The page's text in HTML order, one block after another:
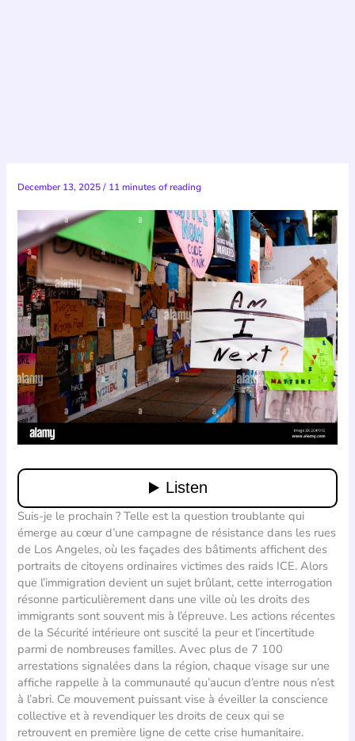
December 13, 2025/ 11 minutes of reading
Suis-je le prochain ? Telle est la question troublante qui
émerge au cœur d’une campagne de résistance dans les rues
de Los Angeles, où les façades des bâtiments affichent des
portraits de citoyens ordinaires victimes des raids ICE. Alors
que l’immigration devient un sujet brûlant, cette interrogation
résonne particulièrement dans une ville où les droits des
immigrants sont souvent mis à l’épreuve. Les actions récentes
de la Sécurité intérieure ont suscité la peur et l’incertitude
parmi de nombreuses familles. Avec plus de 7 100
arrestations signalées dans la région, chaque visage sur une
affiche rappelle à la communauté qu’aucun d’entre nous n’est
à l’abri. Ce mouvement puissant vise à éveiller la conscience
collective et à revendiquer les droits de ceux qui se
retrouvent en première ligne de cette crise humanitaire.